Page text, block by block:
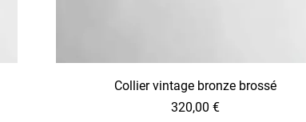
Collier vintage bronze brossé
320,00€